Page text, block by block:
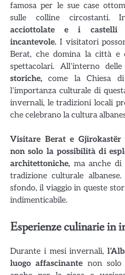
famosa per le sue case
sulle colline circostanti.
acciottolate e i castelli
incantevole. I visitatori
Berat, che domina la città e
spettacolari. All’interno
storiche, come la Chiesa
l’importanza culturale di
invernali, le tradizioni locali
che celebrano la cultura
Visitare Berat e Gjirokastër
non solo la possibilità di
architettoniche, ma anche
tradizione culturale
sfondo, il viaggio in queste
indimenticabile.
Esperienze culinarie in
Durante i mesi invernali,
luogo affascinante non solo